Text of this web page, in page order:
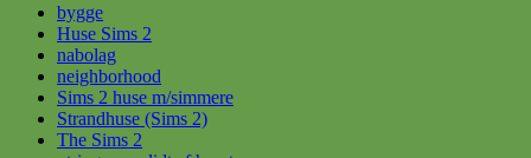
bygge
Huse Sims 2
nabolag
neighborhood
Sims 2 huse m/simmere
Strandhuse (Sims 2)
The Sims 2